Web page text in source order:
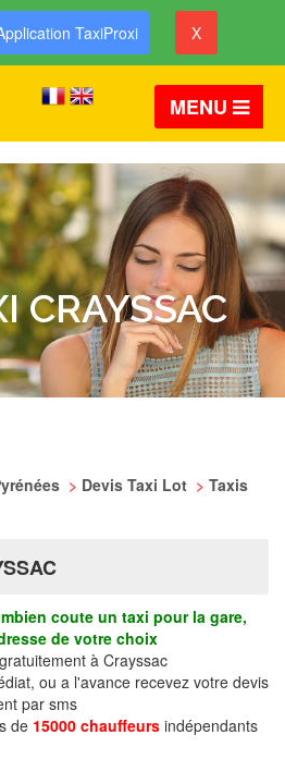
TaxiProxi X
MENU
CRAYSSAC
> Devis Taxi Lot > Taxis
coute un taxi pour la gare,
de votre choix
à Crayssac
ou a l'avance recevez votre devis
par sms
de 15000 chauffeurs indépendants